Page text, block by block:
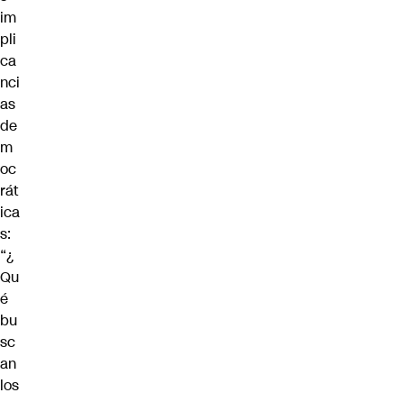
im
pli
ca
nci
as
de
m
oc
rát
ica
s:
“¿
Qu
é
bu
sc
an
los